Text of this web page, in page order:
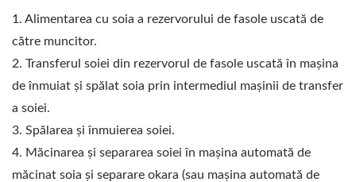
1. Alimentarea cu soia a rezervorului de fasole uscată de
către muncitor.
2. Transferul soiei din rezervorul de fasole uscată în mașina
de înmuiat și spălat soia prin intermediul mașinii de transfer
a soiei.
3. Spălarea și înmuierea soiei.
4. Măcinarea și separarea soiei în mașina automată de
măcinat soia și separare okara (sau mașina automată de